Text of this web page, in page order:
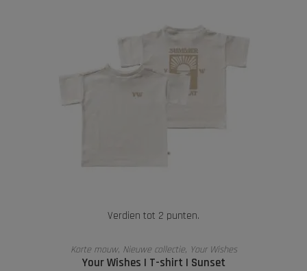
Verdien tot 2 punten.
OPTIES SELECTEREN
Korte mouw, Nieuwe collectie, Your Wishes
Your Wishes | T-shirt | Sunset